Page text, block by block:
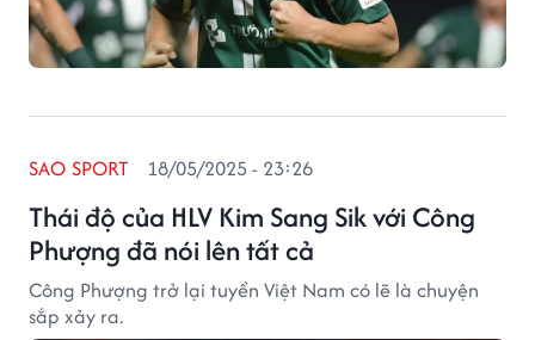
Thái độ của HLV Kim Sang Sik với Công
Phượng đã nói lên tất cả
SAO SPORT 18/05/2025 - 23:26
Công Phượng trở lại tuyển Việt Nam có lẽ là chuyện
sắp xảy ra.